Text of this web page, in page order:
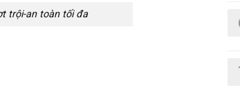
trội-an toàn tối đa